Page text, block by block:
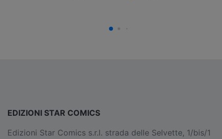
EDIZIONI STAR COMICS
Edizioni Star Comics s.r.l. strada delle Selvette, 1/bis/1